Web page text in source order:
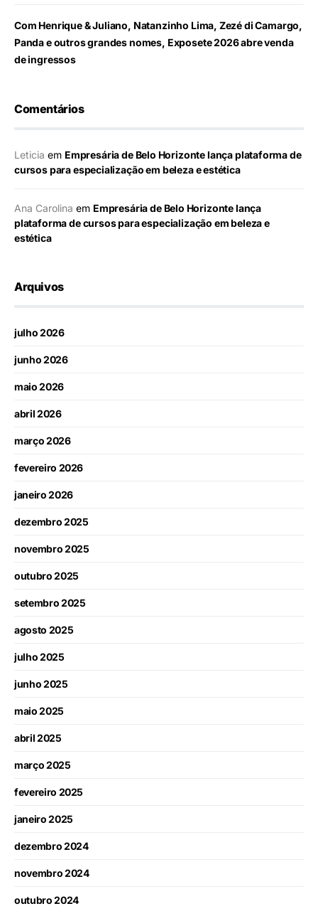
Com Henrique & Juliano, Natanzinho Lima, Zezé di Camargo,
Panda e outros grandes nomes, Exposete 2026 abre venda
de ingressos
Comentários
Leticia em Empresária de Belo Horizonte lança plataforma de
cursos para especialização em beleza e estética
Ana Carolina em Empresária de Belo Horizonte lança
plataforma de cursos para especialização em beleza e
estética
Arquivos
julho 2026
junho 2026
maio 2026
abril 2026
março 2026
fevereiro 2026
janeiro 2026
dezembro 2025
novembro 2025
outubro 2025
setembro 2025
agosto 2025
julho 2025
junho 2025
maio 2025
abril 2025
março 2025
fevereiro 2025
janeiro 2025
dezembro 2024
novembro 2024
outubro 2024